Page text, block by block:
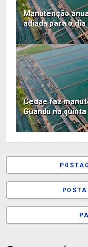
Manutenção
adiada para o dia
Cedae faz
Guandu na